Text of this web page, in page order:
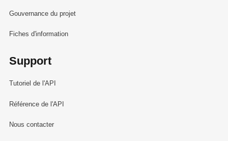
Gouvernance du projet
Fiches d'information
Support
Tutoriel de l'API
Référence de l'API
Nous contacter